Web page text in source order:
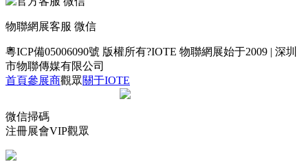
物聯網展客服 微信
粵ICP備05006090號 版權所有?IOTE 物聯網展始于2009 | 深圳
市物聯傳媒有限公司
首頁參展商觀眾關于IOTE
微信掃碼
注冊展會VIP觀眾